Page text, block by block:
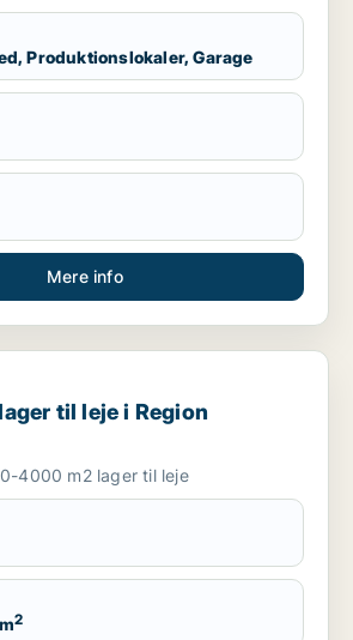
Produktionslokaler, Garage
Mere info
til leje i Region Sjælland
til leje i Region
4000 m2 lager til leje
2